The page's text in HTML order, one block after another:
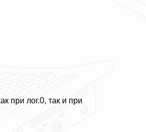
при лог.0, так и при